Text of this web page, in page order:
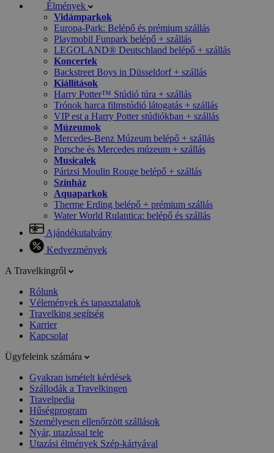
Élmények
Vidámparkok
Europa-Park: Belépő és prémium szállás
Playmobil Funpark belépő + szállás
LEGOLAND® Deutschland belépő + szállás
Koncertek
Backstreet Boys in Düsseldorf + szállás
Kiállítások
Harry Potter™ Stúdió túra + szállás
Trónok harca filmstúdió látogatás + szállás
VIP est a Harry Potter stúdiókban + szállás
Múzeumok
Mercedes-Benz Múzeum belépő + szállás
Porsche és Mercedes múzeum + szállás
Musicalek
Párizsi Moulin Rouge belépő + szállás
Színház
Aquaparkok
Therme Erding belépő + prémium szállás
Water World Rulantica: belépő és szállás
Ajándékutalvány
Kedvezmények
A Travelkingről
Rólunk
Vélemények és tapasztalatok
Travelking segítség
Karrier
Kapcsolat
Ügyfeleink számára
Gyakran ismételt kérdések
Szállodák a Travelkingen
Travelpedia
Hűségprogram
Személyesen ellenőrzött szállások
Nyár, utazással tele
Utazási élmények Szép-kártyával